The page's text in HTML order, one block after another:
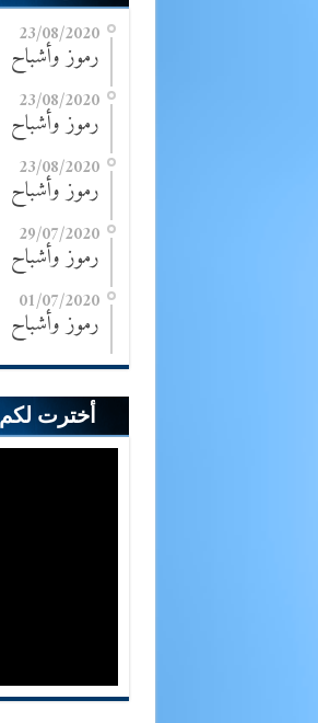
23/08/2020
رموز وأشباح
23/08/2020
رموز وأشباح
23/08/2020
رموز وأشباح
29/07/2020
رموز وأشباح
01/07/2020
رموز وأشباح
أخترت لكم